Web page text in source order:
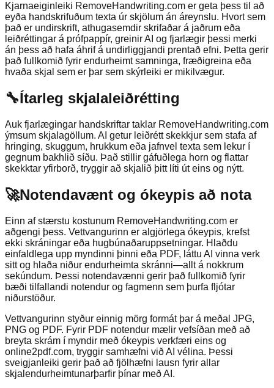
Kjarnaeiginleiki RemoveHandwriting.com er geta þess til að
eyða handskrifuðum texta úr skjölum án áreynslu. Hvort sem
það er undirskrift, athugasemdir skrifaðar á jaðrum eða
leiðréttingar á prófpappír, greinir AI og fjarlægir þessi merki
án þess að hafa áhrif á undirliggjandi prentað efni. Þetta gerir
það fullkomið fyrir endurheimt samninga, fræðigreina eða
hvaða skjal sem er þar sem skýrleiki er mikilvægur.
🔧Ítarleg skjalaleiðrétting
Auk fjarlægingar handskriftar taklar RemoveHandwriting.com
ýmsum skjalagöllum. AI getur leiðrétt skekkjur sem stafa af
hringing, skuggum, hrukkum eða jafnvel texta sem lekur í
gegnum bakhlið síðu. Það stillir gáfuðlega horn og flattar
skekktar yfirborð, tryggir að skjalið þitt líti út eins og nýtt.
🚀Notendavænt og ókeypis að nota
Einn af stærstu kostunum RemoveHandwriting.com er
aðgengi þess. Vettvangurinn er algjörlega ókeypis, krefst
ekki skráningar eða hugbúnaðaruppsetningar. Hlaðdu
einfaldlega upp myndinni þinni eða PDF, láttu AI vinna verk
sitt og hlaða niður endurheimta skránni—allt á nokkrum
sekúndum. Þessi notendavænni gerir það fullkomið fyrir
bæði tilfallandi notendur og fagmenn sem þurfa fljótar
niðurstöður.
Vettvangurinn styður einnig mörg formát þar á meðal JPG,
PNG og PDF. Fyrir PDF notendur mælir vefsíðan með að
breyta skrám í myndir með ókeypis verkfæri eins og
online2pdf.com, tryggir samhæfni við AI vélina. Þessi
sveigjanleiki gerir það að fjölhæfni lausn fyrir allar
skjalendurheimtunarþarfir þínar með AI.